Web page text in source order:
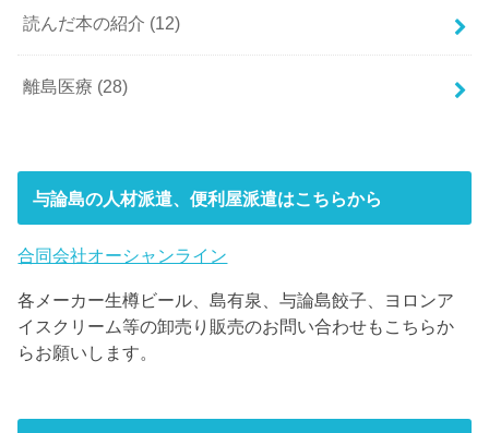
読んだ本の紹介 (12)
離島医療 (28)
与論島の人材派遣、便利屋派遣はこちらから
合同会社オーシャンライン
各メーカー生樽ビール、島有泉、与論島餃子、ヨロンア
イスクリーム等の卸売り販売のお問い合わせもこちらか
らお願いします。